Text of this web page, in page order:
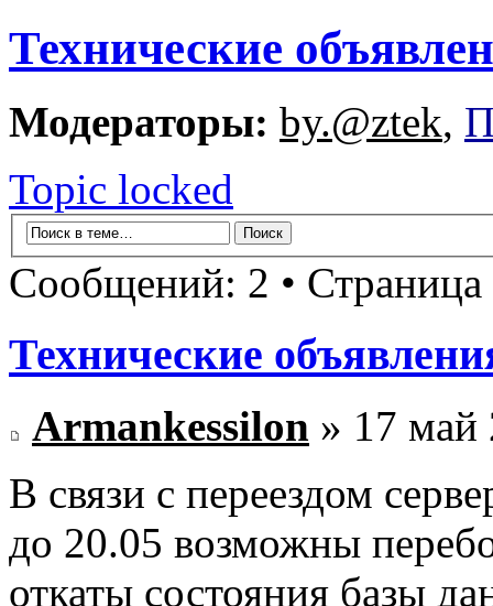
Технические
Модераторы: by.@ztek,
Topic locked
Сообщений: 2 • Страница
Технические
Armankessilon » 17 май
В связи с переездом
до 20.05 возможны
откаты состояния базы